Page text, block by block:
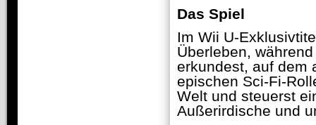
Das Spiel
Im Wii U-
Überleben,
erkundest, auf dem
epischen Sci-Fi-
Welt und steuerst
Außerirdische und